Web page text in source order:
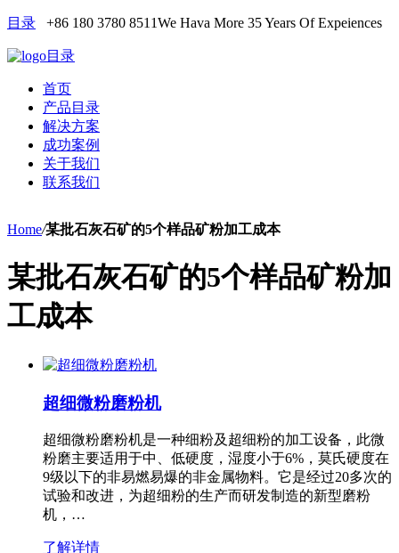
目录 +86 180 3780 8511We Hava More 35 Years Of Expeiences
目录
首页
产品目录
解决方案
成功案例
关于我们
联系我们
Home/某批石灰石矿的5个样品矿粉加工成本
某批石灰石矿的5个样品矿粉加
工成本
超细微粉磨粉机
超细微粉磨粉机是一种细粉及超细粉的加工设备，此微
粉磨主要适用于中、低硬度，湿度小于6%，莫氏硬度在
9级以下的非易燃易爆的非金属物料。它是经过20多次的
试验和改进，为超细粉的生产而研发制造的新型磨粉
机，…
了解详情